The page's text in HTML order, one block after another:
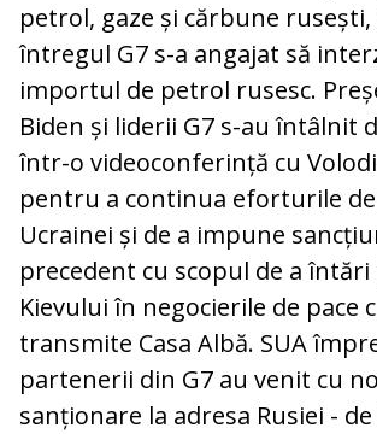
petrol, gaze și cărbune rusești,
întregul G7 s-a angajat să
importul de petrol rusesc.
Biden și liderii G7 s-au întâlnit
într-o videoconferință cu
pentru a continua eforturile
Ucrainei și de a impune
precedent cu scopul de a întări
Kievului în negocierile de pace
transmite Casa Albă. SUA
partenerii din G7 au venit cu
sanționare la adresa Rusiei - de